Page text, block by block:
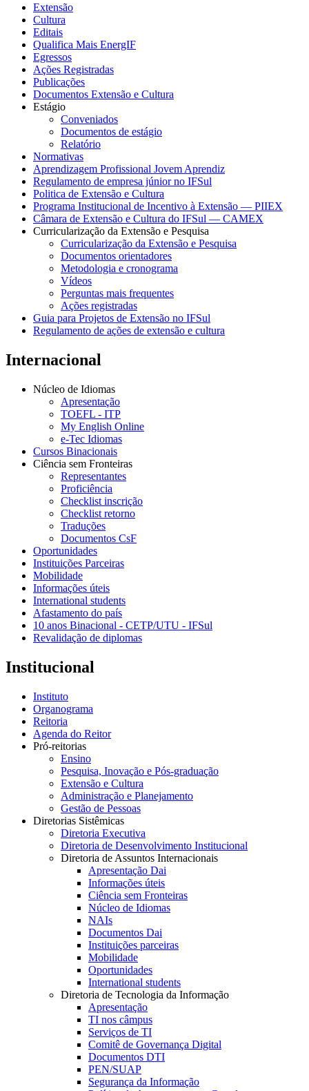
Extensão
Cultura
Editais
Qualifica Mais EnergIF
Egressos
Ações Registradas
Publicações
Documentos Extensão e Cultura
Estágio
Conveniados
Documentos de estágio
Relatório
Normativas
Aprendizagem Profissional Jovem Aprendiz
Regulamento de empresa júnior no IFSul
Politica de Extensão e Cultura
Programa Institucional de Incentivo à Extensão — PIIEX
Câmara de Extensão e Cultura do IFSul — CAMEX
Curricularização da Extensão e Pesquisa
Curricularização da Extensão e Pesquisa
Documentos orientadores
Metodologia e cronograma
Vídeos
Perguntas mais frequentes
Ações registradas
Guia para Projetos de Extensão no IFSul
Regulamento de ações de extensão e cultura
Internacional
Núcleo de Idiomas
Apresentação
TOEFL - ITP
My English Online
e-Tec Idiomas
Cursos Binacionais
Ciência sem Fronteiras
Representantes
Proficiência
Checklist inscrição
Checklist retorno
Traduções
Documentos CsF
Oportunidades
Instituições Parceiras
Mobilidade
Informações úteis
International students
Afastamento do país
10 anos Binacional - CETP/UTU - IFSul
Revalidação de diplomas
Institucional
Instituto
Organograma
Reitoria
Agenda do Reitor
Pró-reitorias
Ensino
Pesquisa, Inovação e Pós-graduação
Extensão e Cultura
Administração e Planejamento
Gestão de Pessoas
Diretorias Sistêmicas
Diretoria Executiva
Diretoria de Desenvolvimento Institucional
Diretoria de Assuntos Internacionais
Apresentação Dai
Informações úteis
Ciência sem Fronteiras
Núcleo de Idiomas
NAIs
Documentos Dai
Instituições parceiras
Mobilidade
Oportunidades
International students
Diretoria de Tecnologia da Informação
Apresentação
TI nos câmpus
Serviços de TI
Comitê de Governança Digital
Documentos DTI
PEN/SUAP
Segurança da Informação